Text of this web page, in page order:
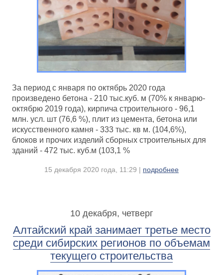
За период с января по октябрь 2020 года
произведено бетона - 210 тыс.куб. м (70% к январю-
октябрю 2019 года), кирпича строительного - 96,1
млн. усл. шт (76,6 %), плит из цемента, бетона или
искусственного камня - 333 тыс. кв м. (104,6%),
блоков и прочих изделий сборных строительных для
зданий - 472 тыс. куб.м (103,1 %
15 декабря 2020 года, 11:29 | подробнее
10 декабря, четверг
Алтайский край занимает третье место
среди сибирских регионов по объемам
текущего строительства